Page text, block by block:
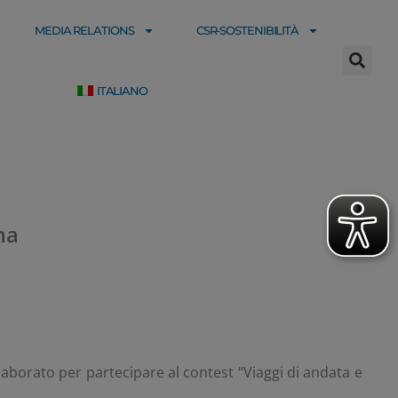
MEDIA RELATIONS CSR-SOSTENIBILITÀ
ITALIANO
per partecipare al contest “Viaggi di andata e